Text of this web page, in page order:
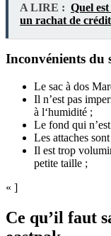
A LIRE : Quel
un rachat de
Inconvénients du
Le sac à dos
Il n’est pas
à l‘humidité ;
Le fond qui
Les attaches
Il est trop
petite taille ;
« ]
Ce qu’il faut